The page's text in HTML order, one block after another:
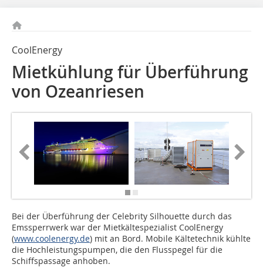
CoolEnergy
Mietkühlung für Überführung
von Ozeanriesen
Bei der Überführung der Celebrity Silhouette durch das
Emssperrwerk war der Mietkältespezialist CoolEnergy
(www.coolenergy.de) mit an Bord. Mobile Kältetechnik kühlte
die Hochleistungspumpen, die den Flusspegel für die
Schiffspassage anhoben.